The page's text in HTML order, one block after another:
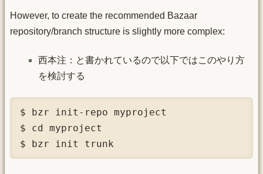
However, to create the recommended Bazaar
repository/branch structure is slightly more complex:
西本注：と書かれているので以下ではこのやり方
を検討する
$ bzr init-repo myproject
$ cd myproject
$ bzr init trunk